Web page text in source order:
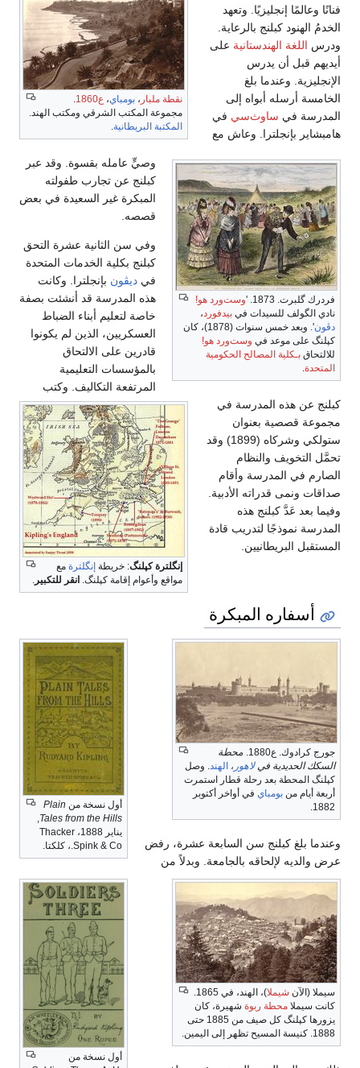
نقطة ملبار ، بومباي، ع1860
مجموعة المكتب الشرقي ومكتب الهند.
المكتبة البريطانية
فردرك گلبرت. 1873. '
وست‌ورد هو!
نادي الگولف للسيدات في بيدفورد ،
دڤون
'. وبعد خمس سنوات (1878)، كان
كپلنگ على موعد في وست‌ورد هو!
للالتحاق بـكلية المصالح الحكومية
المتحدة
إنگلترة كپلنگ: خريطة إنگلترة مع
مواقع وأعوام إقامة كپلنگ. انقر للتكبير .
فنانًا وعالمًا إنجليزيًا. وتعهد
الخدمُ الهنود كبلنج بالرعاية.
ودرس اللغة الهندستانية على
أيديهم قبل أن يدرس
الإنجليزية. وعندما بلغ
الخامسة أرسله أبواه إلى
المدرسة في ساوث‌سي في
هامبشاير بإنجلترا. وعاش مع
وصيٍّ عامله بقسوة. وقد عبر
كبلنج عن تجارب طفولته
المبكرة غير السعيدة في بعض
قصصه.
وفي سن الثانية عشرة التحق
كبلنج بكلية الخدمات المتحدة
في ديڤون بإنجلترا. وكانت
هذه المدرسة قد أنشئت بصفة
خاصة لتعليم أبناء الضباط
العسكريين، الذين لم يكونوا
قادرين على الالتحاق
بالمؤسسات التعليمية
المرتفعة التكاليف. وكتب
كبلنج عن هذه المدرسة في
مجموعة قصصية بعنوان
ستولكي وشركاه (1899) وقد
تحمَّل التخويف والنظام
الصارم في المدرسة وأقام
صداقات ونمى قدراته الأدبية.
وفيما بعد عَدَّ كبلنج هذه
المدرسة نموذجًا لتدريب قادة
المستقبل البريطانيين.
أسفاره المبكرة
أول نسخة من Plain
Tales from the Hills
يناير 1888، Thacker
Spink & Co.، كلكتا.
جورج كرادوك. ع1880.
محطة
السكك الحديدية فيلاهور ، الهند
. وصل
كپلنگ المحطة بعد رحلة قطار استمرت
أربعة أيام من بومباي في أواخر أكتوبر
1882.
أول نسخة من
سيملا (الآن شيملا
كانت سيملا محطة ربوة شهيرة، كان
يزورها كپلنگ كل صيف من 1885 حتى
1888. كنيسة المسيح تظهر إلى اليمين.
وعندما بلغ كبلنج سن السابعة عشرة، رفض
عرض والديه لإلحاقه بالجامعة. وبدلاً من